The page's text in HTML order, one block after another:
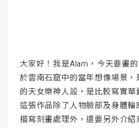
大家好！我是Alam，今天要畫
於雲南石窟中的當年想像場景，
的天女樂神人設，是比較寫實華
這張作品除了人物臉部及身體輪
描寫刻畫處理外，還要另外介紹